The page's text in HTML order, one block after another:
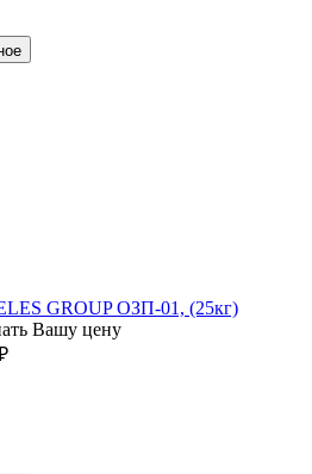
GROUP ОЗП-01, (25кг)
Вашу цену